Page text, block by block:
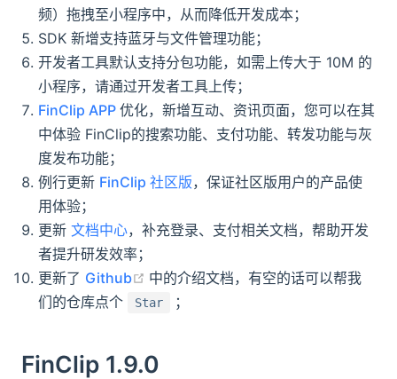
频）拖拽至小程序中，从而降低开发成本；
SDK 新增支持蓝牙与文件管理功能；
开发者工具默认支持分包功能，如需上传大于 10M 的
小程序，请通过开发者工具上传；
FinClip APP优化，新增互动、资讯页面，您可以在其
中体验 FinClip的搜索功能、支付功能、转发功能与灰
度发布功能；
例行更新 FinClip 社区版，保证社区版用户的产品使
用体验；
更新文档中心，补充登录、支付相关文档，帮助开发
者提升研发效率；
更新了 Github (opens new window)
中的介绍文档，有空的话可以帮我
们的仓库点个
Star ；
FinClip 1.9.0